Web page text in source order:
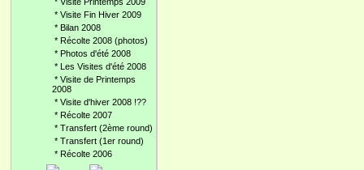
* Visite Fin Hiver 2009
* Bilan 2008
* Récolte 2008 (photos)
* Photos d'été 2008
* Les Visites d'été 2008
* Visite de Printemps
2008
* Visite d'hiver 2008 !??
* Récolte 2007
* Transfert (2ème round)
* Transfert (1er round)
* Récolte 2006